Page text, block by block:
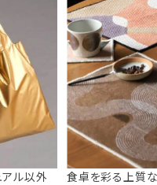
アル以外
食卓を彩る上質な